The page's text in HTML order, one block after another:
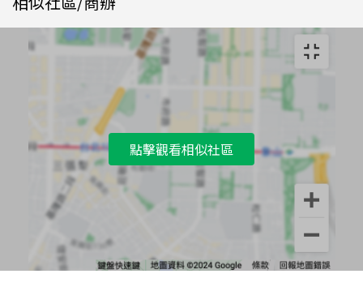
點擊觀看相似社區